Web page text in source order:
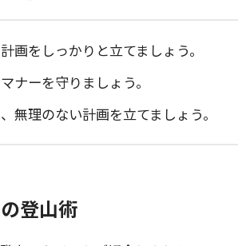
画をしっかりと立てましょう。
ナーを守りましょう。
無理のない計画を立てましょう。
登山術